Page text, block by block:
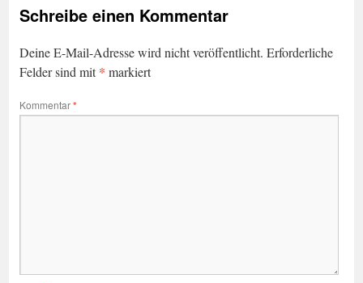
Schreibe einen Kommentar
Deine E-Mail-Adresse wird nicht veröffentlicht. Erforderliche
Felder sind mit* markiert
Kommentar*